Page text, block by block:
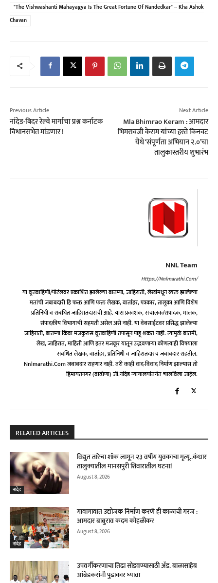
"The Vishwashanti Mahayagya Is The Great Fortune Of Nandedkar" -- Kha Ashok
Chavan
Previous Article
नांदेड-बिदर रेल्वे मार्गाचा प्रश्न कर्नाटक
विधानसभेत मांडणार !
Next Article
Mla Bhimrao Keram : आमदार
भिमरावजी केराम यांच्या हस्ते किनवट
येथे ‘संपूर्णता अभियान २.०’चा
तालुकास्तरीय शुभारंभ
NNL Team
Https://nnlmarathi.com/
या वृत्तवाहिणी/पोर्टलवर प्रकाशित झालेल्या बातम्या, जाहिराती, लेखांमधून व्यक्त झालेल्या
मतांची जबाबदारी हि फक्त आणि फक्त लेखक, वार्ताहर, पत्रकार, तालुका आणि विशेष
प्रतिनिधी व संबंधित जाहिरातदारांची आहे. यास प्रकाशक, संचालक/संपादक, मालक,
संपादकीय विभागाची सहमती असेल असे नाही. या वेबसाईटवर प्रसिद्ध झालेल्या
जाहिराती, बातम्या किंवा मजकुरास वृत्तवाहिणी तपासून पाहू शकत नाही. त्यामुळे बातमी,
लेख, जाहिरात, माहिती आणि इतर मजकूर यातून उद्भवणाऱ्या कोणत्याही विषयाला
संबंधित लेखक, वार्ताहर, प्रतिनिधी व जाहिरातदारच जबाबदार राहतील.
Nnlmarathi.com जबाबदार राहणार नाही. तरी काही वाद-विवाद निर्माण झाल्यास तो
हिमायतनगर (वाढोणा) जी.नांदेड न्यायालयांतर्गत चालविला जाईल.
RELATED ARTICLES
नांदेड
विद्युत तारेचा शॉक लागून २३ वर्षीय युवकाचा मृत्यू..कंधार
तालुक्यातील मानसपुरी शिवारातील घटना!
August 8, 2026
नांदेड
गावागावात उद्योजक निर्माण करणे ही काळाची गरज :
आमदार बाबुराव कदम कोहळीकर
August 8, 2026
उपवर्गीकरणाचा तिढा सोडवण्यासाठी ॲड. बाळासाहेब
आंबेडकरांनी पुढाकार घ्यावा